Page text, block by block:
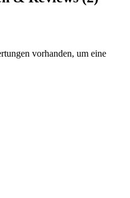
vorhanden, um eine